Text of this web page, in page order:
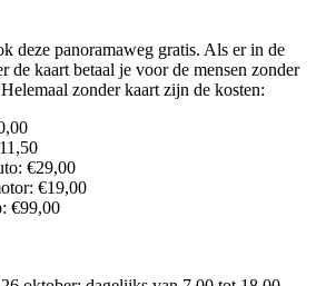
deze panoramaweg gratis. Als er in de
de kaart betaal je voor de mensen zonder
zonder kaart zijn de kosten:
€29,00
€19,00
€99,00